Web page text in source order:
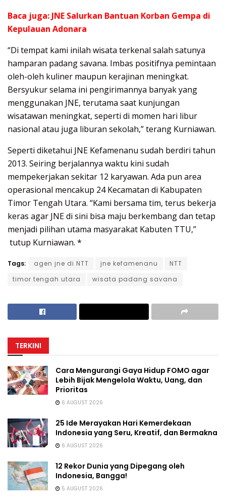
Baca juga: JNE Salurkan Bantuan Korban Gempa di
Kepulauan Adonara
“Di tempat kami inilah wisata terkenal salah satunya
hamparan padang savana. Imbas positifnya pemintaan
oleh-oleh kuliner maupun kerajinan meningkat.
Bersyukur selama ini pengirimannya banyak yang
menggunakan JNE, terutama saat kunjungan
wisatawan meningkat, seperti di momen hari libur
nasional atau juga liburan sekolah,” terang Kurniawan.
Seperti diketahui JNE Kefamenanu sudah berdiri tahun
2013. Seiring berjalannya waktu kini sudah
mempekerjakan sekitar 12 karyawan. Ada pun area
operasional mencakup 24 Kecamatan di Kabupaten
Timor Tengah Utara. “Kami bersama tim, terus bekerja
keras agar JNE di sini bisa maju berkembang dan tetap
menjadi pilihan utama masyarakat Kabuten TTU,”
tutup Kurniawan. *
Tags: agen jne di NTT jne kefamenanu
NTT
timor tengah utara
wisata padang savana
TERKINI
Cara Mengurangi Gaya Hidup FOMO agar
Lebih Bijak Mengelola Waktu, Uang, dan
Prioritas
6 AUGUST 2026
25 Ide Merayakan Hari Kemerdekaan
Indonesia yang Seru, Kreatif, dan Bermakna
6 AUGUST 2026
12 Rekor Dunia yang Dipegang oleh
Indonesia, Bangga!
5 AUGUST 2026